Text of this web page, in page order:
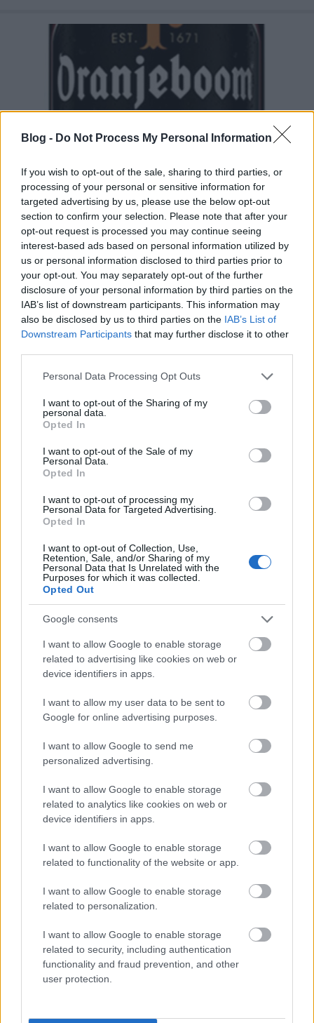
Blog - Do Not Process My Personal Information
If you wish to opt-out of the sale, sharing to third parties, or
processing of your personal or sensitive information for
targeted advertising by us, please use the below opt-out
section to confirm your selection. Please note that after your
opt-out request is processed you may continue seeing
interest-based ads based on personal information utilized by
us or personal information disclosed to third parties prior to
your opt-out. You may separately opt-out of the further
disclosure of your personal information by third parties on the
IAB’s list of downstream participants. This information may
also be disclosed by us to third parties on the IAB’s List of
Downstream Participants that may further disclose it to other
Please note that this website/app uses one or more Google
not limited to your visit or usage behaviour. You may click to
grant or deny consent to Google and its third-party tags to
use your data for below specified purposes in below Google
consent section.
Personal Data Processing Opt Outs
I want to opt-out of the Sharing of my
personal data.
Opted In
I want to opt-out of the Sale of my
Personal Data.
Opted In
I want to opt-out of processing my
Personal Data for Targeted Advertising.
Opted In
I want to opt-out of Collection, Use,
Retention, Sale, and/or Sharing of my
Personal Data that Is Unrelated with the
Purposes for which it was collected.
Opted Out
Google consents
I want to allow Google to enable storage
related to advertising like cookies on web or
device identifiers in apps.
I want to allow my user data to be sent to
Google for online advertising purposes.
I want to allow Google to send me
personalized advertising.
I want to allow Google to enable storage
related to analytics like cookies on web or
device identifiers in apps.
I want to allow Google to enable storage
related to functionality of the website or app.
I want to allow Google to enable storage
related to personalization.
I want to allow Google to enable storage
related to security, including authentication
functionality and fraud prevention, and other
user protection.
Oranjeboom 8.5
bottleopener•2024. október 16.
Illat: erős sör, malátaédesség visszafogottabb Hab:
piszkosfehér, eltűnik hamar Szín: világosabb arany
Ezt is 2,8 pont alá pontozzák, pedig sokkal jobb a
lenne, amit egy alkeszebb apát főzött. A…
Chang Espresso
bottleopener•2024. október 12.
hamar eltűnik Szín: sötét félbarna, szűrt Arabica és
robusta kávéval ízesített lager, ami azért eléggé
sour-okba már megszokott kávét rakni, de
ivólagerbe nem. A Chang alapsöre nem életem söre,